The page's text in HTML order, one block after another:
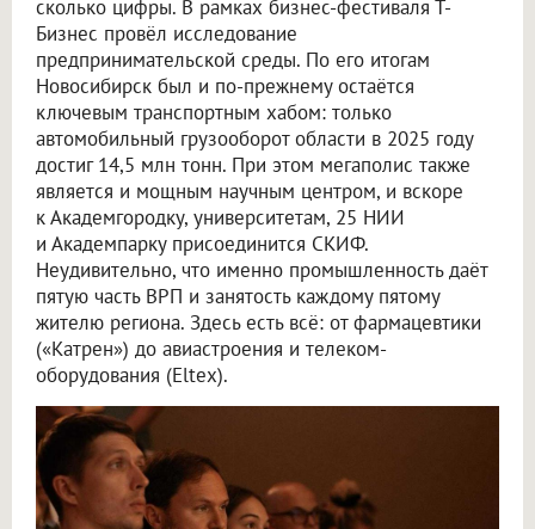
сколько цифры. В рамках бизнес-фестиваля Т-
Бизнес провёл исследование
предпринимательской среды. По его итогам
Новосибирск был и по-прежнему остаётся
ключевым транспортным хабом: только
автомобильный грузооборот области в 2025 году
достиг 14,5 млн тонн. При этом мегаполис также
является и мощным научным центром, и вскоре
к Академгородку, университетам, 25 НИИ
и Академпарку присоединится СКИФ.
Неудивительно, что именно промышленность даёт
пятую часть ВРП и занятость каждому пятому
жителю региона. Здесь есть всё: от фармацевтики
(«Катрен») до авиастроения и телеком-
оборудования (Eltex).